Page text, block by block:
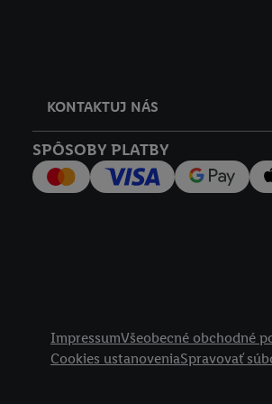
KONTAKTUJ NÁS
SPÔSOBY PLATBY
ImpressumVšeobecné obchodné
Cookies ustanoveniaSpravovať